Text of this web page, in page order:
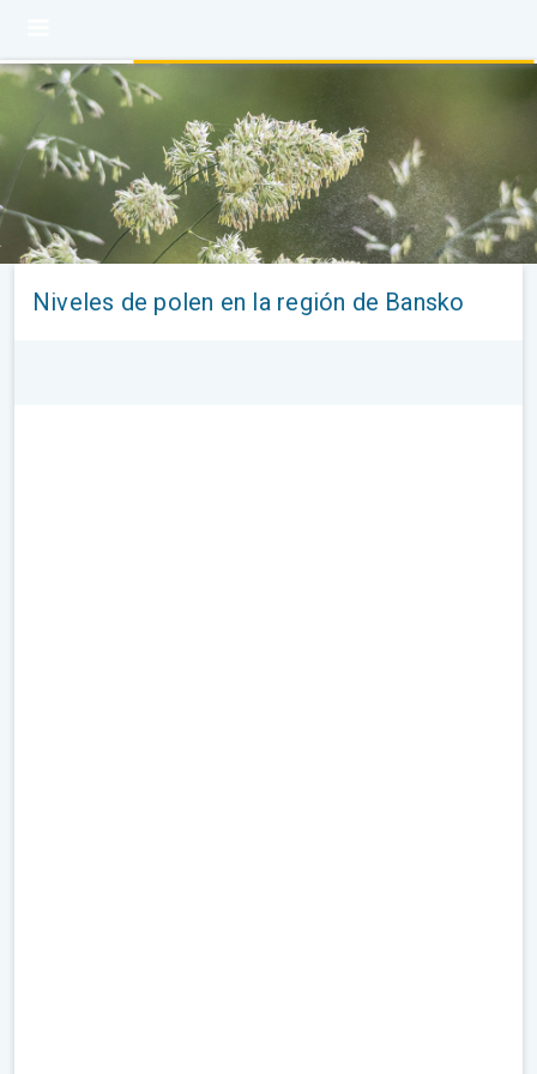
Niveles de polen en la región de Bansko